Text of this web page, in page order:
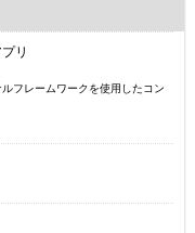
リ
フレームワークを使用したコン